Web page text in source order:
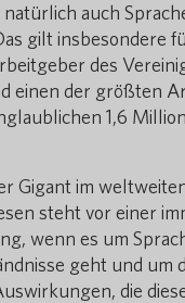
auch
gilt insbesondere
des
einen der größten
1,6
Gigant im
steht vor einer
wenn es um
geht und um
die